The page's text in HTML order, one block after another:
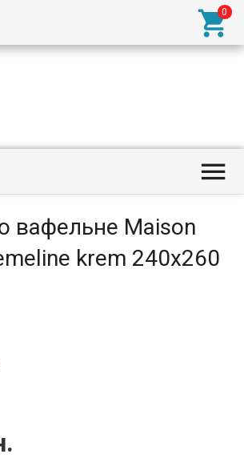


вафельне Maison
krem 240x260